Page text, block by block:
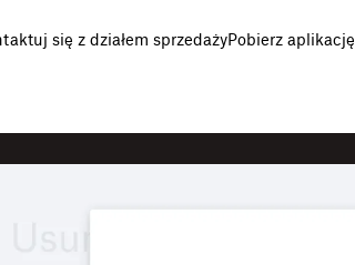
się z działem sprzedażyPobierz aplikację